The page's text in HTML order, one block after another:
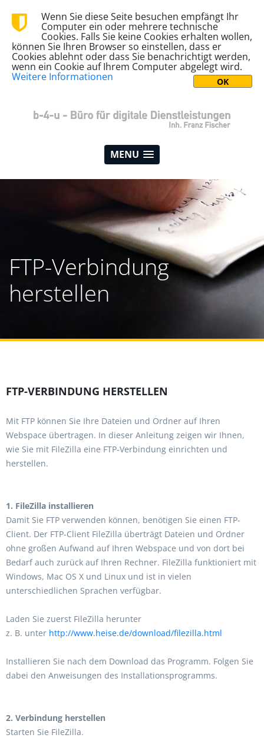
Wenn Sie diese Seite besuchen empfängt Ihr
Computer ein oder mehrere technische
Cookies. Falls Sie keine Cookies erhalten wollen,
können Sie Ihren Browser so einstellen, dass er
Cookies ablehnt oder dass Sie benachrichtigt werden,
wenn ein Cookie auf Ihrem Computer abgelegt wird.
Weitere Informationen
MENU
FTP-Verbindung
herstellen
FTP-VERBINDUNG HERSTELLEN
Mit FTP können Sie Ihre Dateien und Ordner auf Ihren
Webspace übertragen. In dieser Anleitung zeigen wir Ihnen,
wie Sie mit FileZilla eine FTP-Verbindung einrichten und
herstellen.
1. FileZilla installieren
Damit Sie FTP verwenden können, benötigen Sie einen FTP-
Client. Der FTP-Client FileZilla überträgt Dateien und Ordner
ohne großen Aufwand auf Ihren Webspace und von dort bei
Bedarf auch zurück auf Ihren Rechner. FileZilla funktioniert mit
Windows, Mac OS X und Linux und ist in vielen
unterschiedlichen Sprachen verfügbar.
Laden Sie zuerst FileZilla herunter
z. B. unter http://www.heise.de/download/filezilla.html
Installieren Sie nach dem Download das Programm. Folgen Sie
dabei den Anweisungen des Installationsprogramms.
2. Verbindung herstellen
Starten Sie FileZilla.